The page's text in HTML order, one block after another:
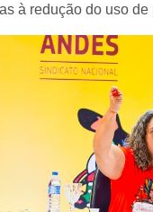
à redução do uso de